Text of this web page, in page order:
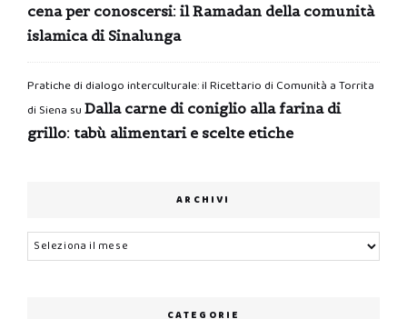
cena per conoscersi: il Ramadan della comunità
islamica di Sinalunga
Pratiche di dialogo interculturale: il Ricettario di Comunità a Torrita
di Siena su Dalla carne di coniglio alla farina di
grillo: tabù alimentari e scelte etiche
ARCHIVI
Archivi
CATEGORIE